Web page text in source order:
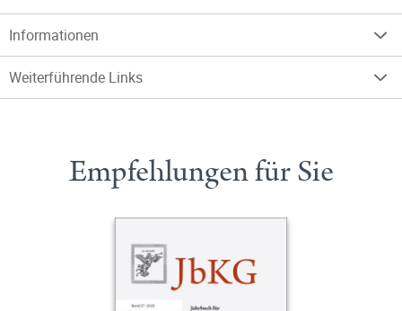
Informationen
Weiterführende Links
Empfehlungen für Sie